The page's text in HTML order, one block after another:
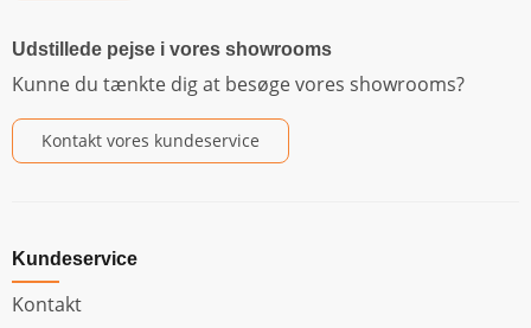
Udstillede pejse i vores showrooms
Kunne du tænkte dig at besøge vores showrooms?
Kontakt vores kundeservice
Kundeservice
Kontakt